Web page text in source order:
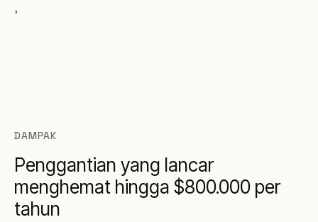
,
DAMPAK
Penggantian yang lancar
menghemat hingga $800.000 per
tahun